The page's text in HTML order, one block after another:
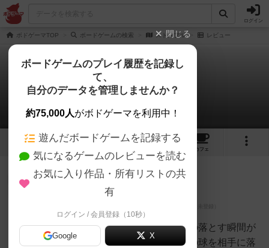
ログイン
ボドゲーマTOP ボードゲームの検索 ストンプル レビュー
ストンプル
3件のレビュー
5 2 3
カフェ
106名
ポコポコ落とすだけですが、その落とす瞬間が
気持ちがいい！（笑）自分の色の球を相手に落
大賢者
閉じる
ボードゲームのプレイ履歴を記録し
て、
自分のデータを管理しませんか？
約75,000人がボドゲーマを利用中！
遊んだボードゲームを記録する
気になるゲームのレビューを読む
お気に入り作品・所有リストの共
有
ログイン / 会員登録（10秒）
Google X